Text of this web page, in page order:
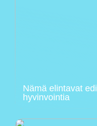
Nämä elintavat
hyvinvointia